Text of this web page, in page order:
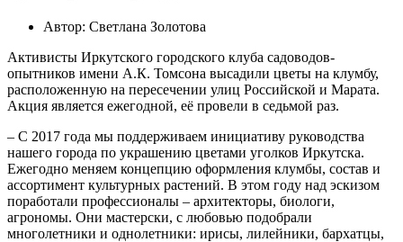
Автор: Светлана Золотова
Активисты Иркутского городского клуба садоводов-
опытников имени А.К. Томсона высадили цветы на клумбу,
расположенную на пересечении улиц Российской и Марата.
Акция является ежегодной, её провели в седьмой раз.
– С 2017 года мы поддерживаем инициативу руководства
нашего города по украшению цветами уголков Иркутска.
Ежегодно меняем концепцию оформления клумбы, состав и
ассортимент культурных растений. В этом году над эскизом
поработали профессионалы – архитекторы, биологи,
агрономы. Они мастерски, с любовью подобрали
многолетники и однолетники: ирисы, лилейники, бархатцы,